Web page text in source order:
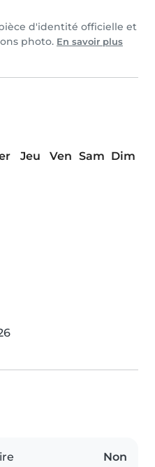
d'identité officielle et
photo. En savoir plus
Jeu Ven Sam Dim
Non